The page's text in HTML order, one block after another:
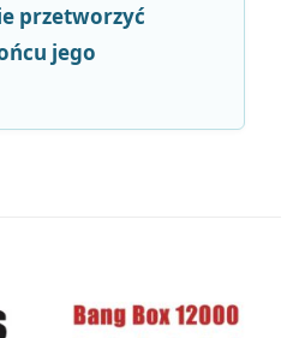
przetworzyć
jego